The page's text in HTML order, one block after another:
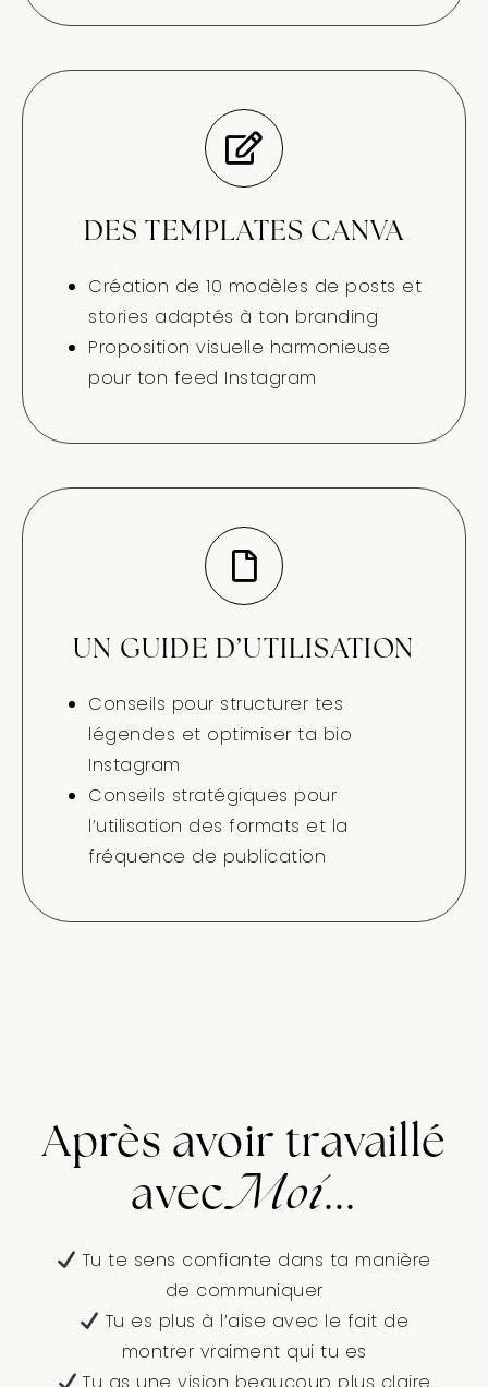
DES TEMPLATES CANVA
Création de 10 modèles de posts et
stories adaptés à ton branding
Proposition visuelle harmonieuse
pour ton feed Instagram
UN GUIDE D’UTILISATION
Conseils pour structurer tes
légendes et optimiser ta bio
Instagram
Conseils stratégiques pour
l’utilisation des formats et la
fréquence de publication
Après avoir travaillé
avecMoi...
Tu te sens confiante dans ta manière
de communiquer
Tu es plus à l’aise avec le fait de
montrer vraiment qui tu es